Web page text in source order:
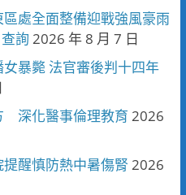
處全面整備迎戰強風豪雨
詢 2026 年 8 月 7 日
暴斃 法官審後判十四年
深化醫事倫理教育 2026
醒慎防熱中暑傷腎 2026